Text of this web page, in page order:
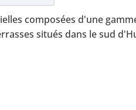
composées d'une
situés dans le sud